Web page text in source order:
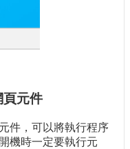
頁元件
件，可以將執行程序
機時一定要執行元